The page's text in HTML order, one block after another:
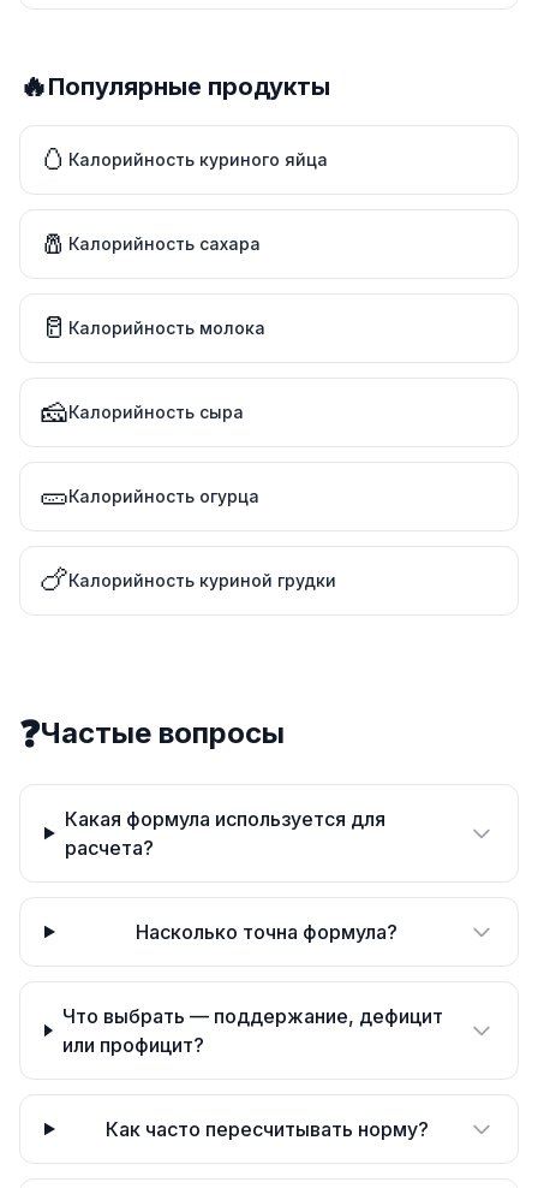
🔥Популярные продукты
🥚 Калорийность куриного яйца
🧂 Калорийность сахара
🥛 Калорийность молока
🧀Калорийность сыра
🥒Калорийность огурца
🍗Калорийность куриной грудки
❓Частые вопросы
Какая формула используется для
расчета?
Насколько точна формула?
Что выбрать — поддержание, дефицит
или профицит?
Как часто пересчитывать норму?